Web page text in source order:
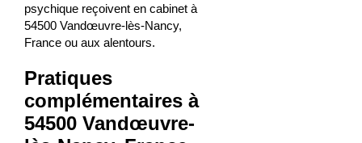
psychique reçoivent en cabinet à
54500 Vandœuvre-lès-Nancy,
France ou aux alentours.
Pratiques
complémentaires à
54500 Vandœuvre-